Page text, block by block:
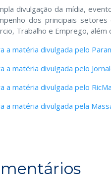
divulgação da mídia,
dos principais
Trabalho e Emprego, além
a matéria divulgada pelo
a matéria divulgada pelo
a matéria divulgada pelo
a matéria divulgada pela